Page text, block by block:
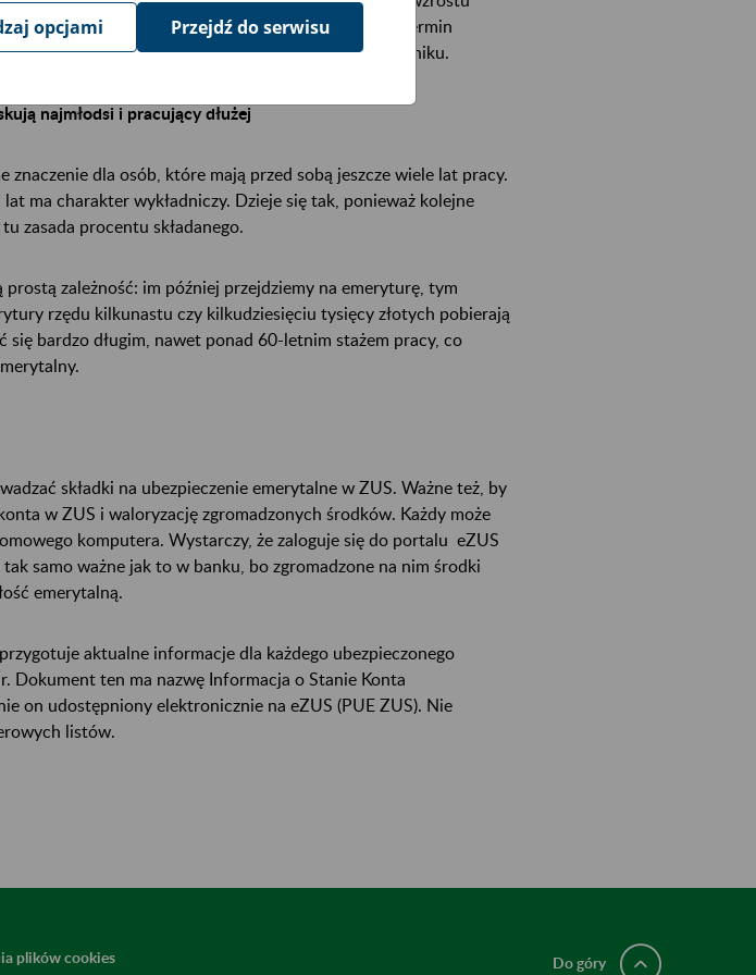
brutto (PKB) w ostatnich 5 latach poprzedzających termin
koncie, tu również nie ma ryzyka ujemnego wyniku.
najmłodsi i pracujący dłużej
znaczenie dla osób, które mają przed sobą jeszcze wiele lat pracy.
ma charakter wykładniczy. Dzieje się tak, ponieważ kolejne
zasada procentu składanego.
zależność: im później przejdziemy na emeryturę, tym
rzędu kilkunastu czy kilkudziesięciu tysięcy złotych pobierają
się bardzo długim, nawet ponad 60-letnim stażem pracy, co
składki na ubezpieczenie emerytalne w ZUS. Ważne też, by
w ZUS i waloryzację zgromadzonych środków. Każdy może
komputera. Wystarczy, że zaloguje się do portalu eZUS
samo ważne jak to w banku, bo zgromadzone na nim środki
emerytalną.
aktualne informacje dla każdego ubezpieczonego
Dokument ten ma nazwę Informacja o Stanie Konta
on udostępniony elektronicznie na eZUS (PUE ZUS). Nie
listów.
plików cookies Do góry
opcjami Przejdź do serwisu